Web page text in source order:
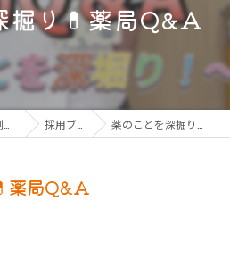
掘り💊薬局Q&A
採用ブログ 薬のことを深掘り💊薬局Q&A
薬局Q&A